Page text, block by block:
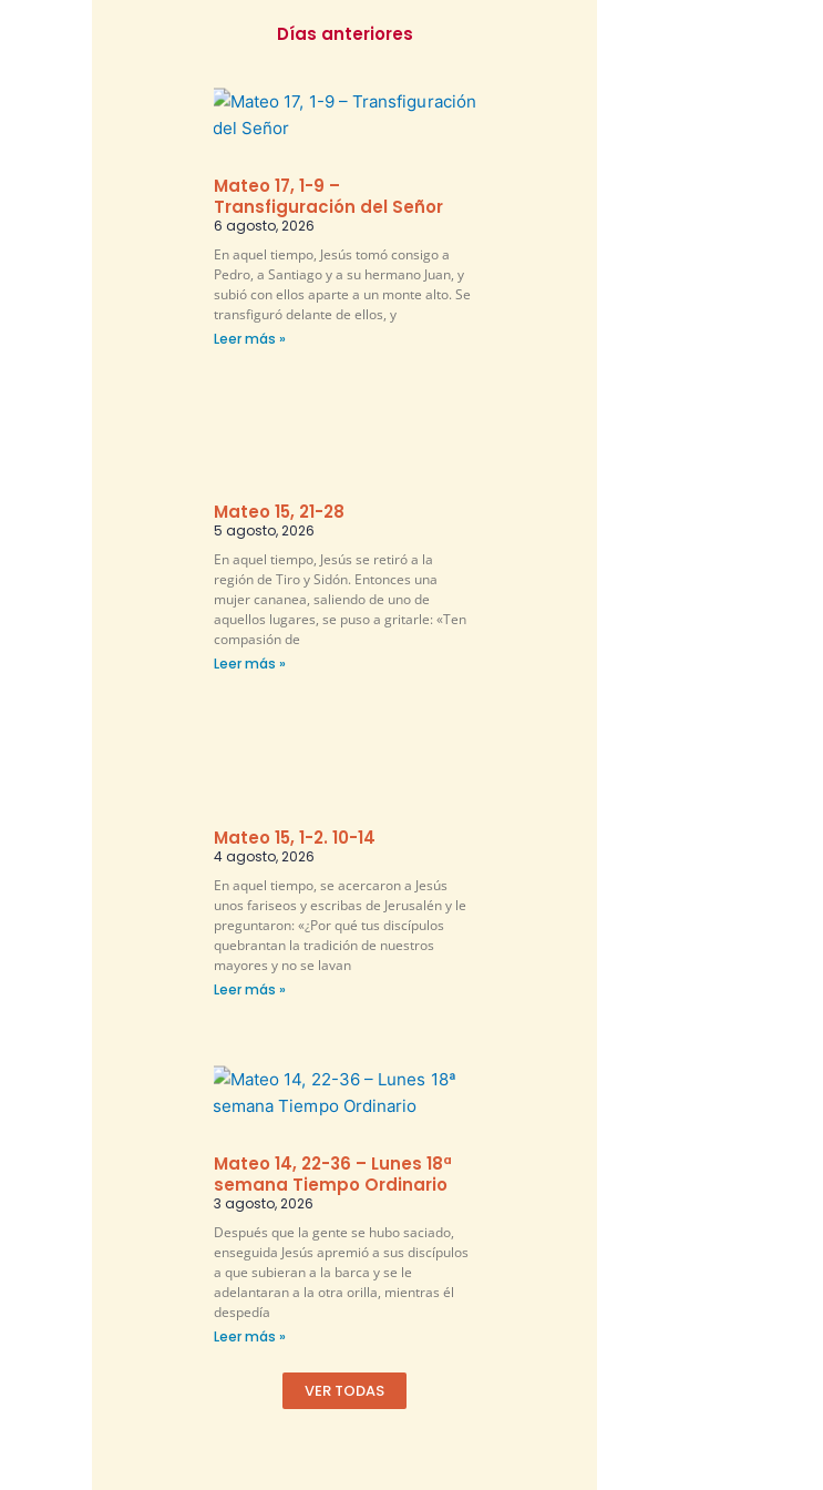
Días anteriores
Mateo 17, 1-9 –
Transfiguración del Señor
6 agosto, 2026
En aquel tiempo, Jesús tomó consigo a
Pedro, a Santiago y a su hermano Juan, y
subió con ellos aparte a un monte alto. Se
transfiguró delante de ellos, y
Leer más »
Mateo 15, 21-28
5 agosto, 2026
En aquel tiempo, Jesús se retiró a la
región de Tiro y Sidón. Entonces una
mujer cananea, saliendo de uno de
aquellos lugares, se puso a gritarle: «Ten
compasión de
Leer más »
Mateo 15, 1-2. 10-14
4 agosto, 2026
En aquel tiempo, se acercaron a Jesús
unos fariseos y escribas de Jerusalén y le
preguntaron: «¿Por qué tus discípulos
quebrantan la tradición de nuestros
mayores y no se lavan
Leer más »
Mateo 14, 22-36 – Lunes 18ª
semana Tiempo Ordinario
3 agosto, 2026
Después que la gente se hubo saciado,
enseguida Jesús apremió a sus discípulos
a que subieran a la barca y se le
adelantaran a la otra orilla, mientras él
despedía
Leer más »
VER TODAS